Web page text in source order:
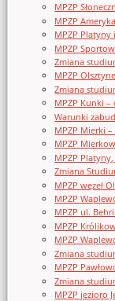
MPZP
MPZP Ameryka
MPZP Platyny
MPZP
Zmiana
MPZP
Zmiana
MPZP Kunki –
Warunki
MPZP Mierki –
MPZP
MPZP
Zmiana
MPZP węzeł
MPZP
MPZP ul.
MPZP
MPZP
Zmiana
MPZP
Zmiana
MPZP jezioro